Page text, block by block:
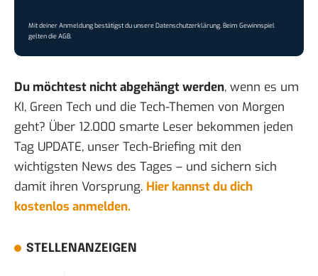
Mit deiner Anmeldung bestätigst du unsereDatenschutzerklärung. Beim Gewinnspiel
gelten dieAGB.
Du möchtest nicht abgehängt werden, wenn es um
KI, Green Tech und die Tech-Themen von Morgen
geht? Über 12.000 smarte Leser bekommen jeden
Tag UPDATE, unser Tech-Briefing mit den
wichtigsten News des Tages – und sichern sich
damit ihren Vorsprung. Hier kannst du dich
kostenlos anmelden.
STELLENANZEIGEN